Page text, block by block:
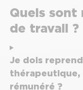
Quels sont
de travail ?
Je dois
thérapeutique,
rémunéré ?